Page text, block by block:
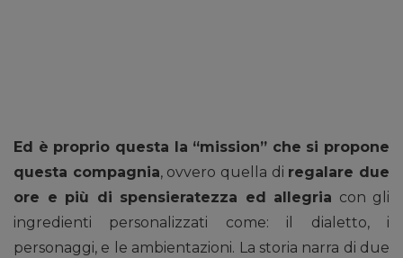
Ed è proprio questa la “mission” che si propone
questa compagnia, ovvero quella di regalare due
ore e più di spensieratezza ed allegria con gli
ingredienti personalizzati come: il dialetto, i
personaggi, e le ambientazioni. La storia narra di due